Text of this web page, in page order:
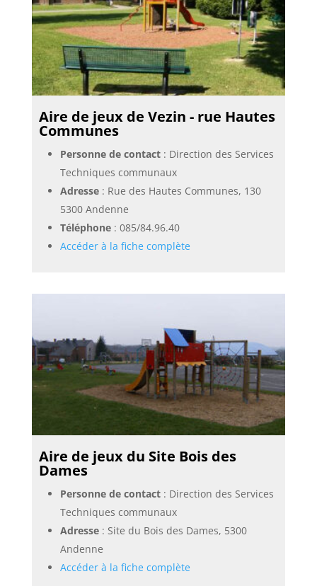
Aire de jeux de Vezin - rue Hautes
Communes
Personne de contact: Direction des Services
Techniques communaux
Adresse: Rue des Hautes Communes, 130
5300 Andenne
Téléphone: 085/84.96.40
Accéder à la fiche complète
Aire de jeux du Site Bois des
Dames
Personne de contact: Direction des Services
Techniques communaux
Adresse: Site du Bois des Dames, 5300
Andenne
Accéder à la fiche complète